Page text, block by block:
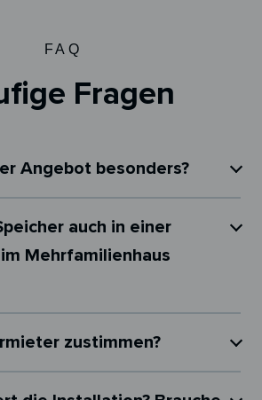
FAQ
Fragen
Angebot besonders?
auch in einer
Mehrfamilienhaus
zustimmen?